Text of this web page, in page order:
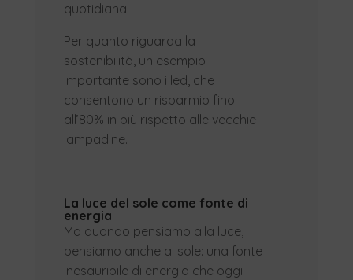
quotidiana.
Per quanto riguarda la
sostenibilità, un esempio
importante sono i led, che
consentono un risparmio fino
all’80% in più rispetto alle vecchie
lampadine.
La luce del sole come fonte di
energia
Ma quando pensiamo alla luce,
pensiamo anche al sole: una fonte
inesauribile di energia che oggi